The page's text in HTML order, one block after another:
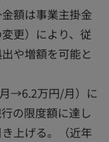
額は事業主掛金
更）により、従
や増額を可能と
→6.2万円/月）に
の限度額に達し
上げる。（近年